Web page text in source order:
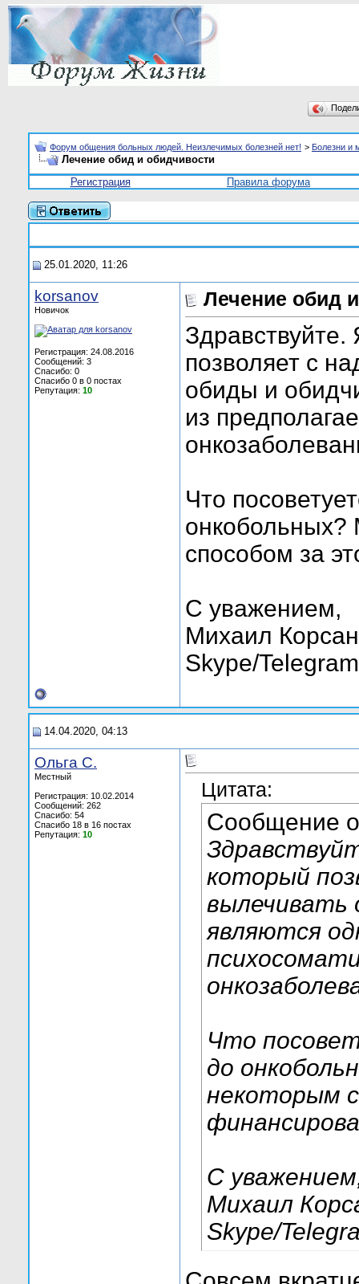
Форум общения больных людей. Неизлечимых болезней нет! > Болезни и
Лечение обид и обидчивости
Регистрация
Правила форума
25.01.2020, 11:26
korsanov
Новичок
Регистрация: 24.08.2016
Сообщений: 3
Спасибо: 0
Спасибо 0 в 0 постах
Репутация: 10
Лечение обид
позволяет с
обиды и
из
Что
онкобольных?
способом за
С уважением,
Михаил
Skype/
14.04.2020, 04:13
Ольга С.
Местный
Регистрация: 10.02.2014
Сообщений: 262
Спасибо: 54
Спасибо 18 в 16 постах
Репутация: 10
Цитата:
Сообщение
который
вылечивать
являются
Что
до
некоторым
С
Михаил
Skype/